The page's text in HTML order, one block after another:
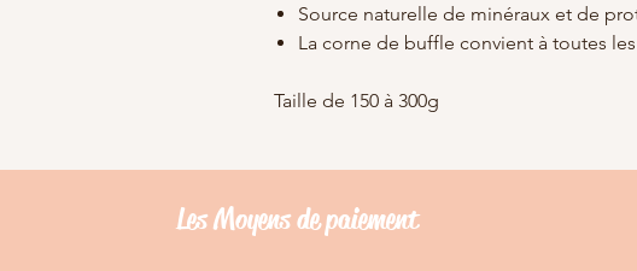
Source naturelle de minéraux et de
La corne de buffle convient à toutes
Taille de 150 à 300g
Les Moyens depaiement